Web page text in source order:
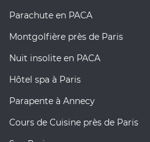
Parachute en PACA
Montgolfière près de Paris
Nuit insolite en PACA
Hôtel spa à Paris
Parapente à Annecy
Cours de Cuisine près de Paris